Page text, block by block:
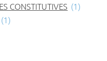
CONSTITUTIVES (1)
(1)